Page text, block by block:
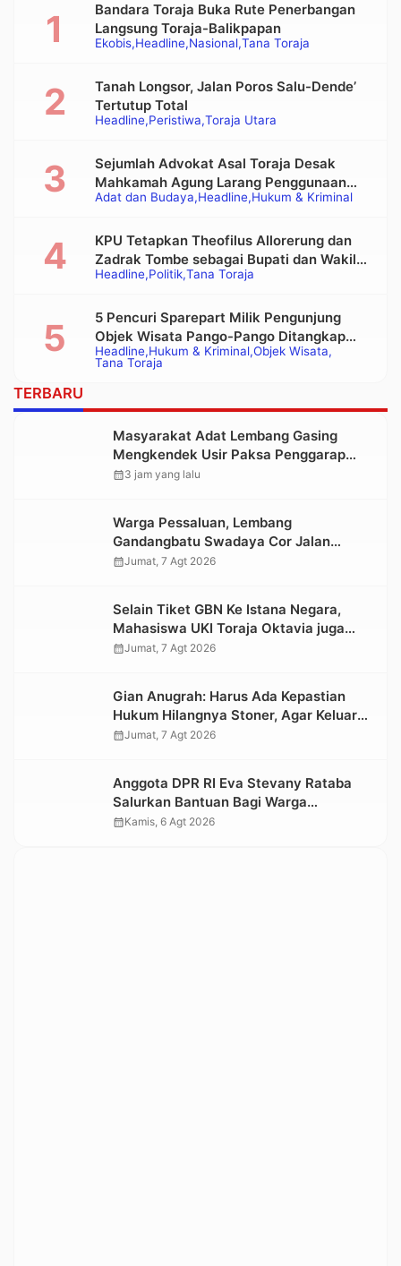
Ekobis Headline Nasional Tana Toraja
Bandara Toraja Buka Rute Penerbangan
Langsung Toraja-Balikpapan
Headline Peristiwa Toraja Utara
Tanah Longsor, Jalan Poros Salu-Dende’
Tertutup Total
Adat dan Budaya Headline Hukum & Kriminal
Sejumlah Advokat Asal Toraja Desak
Mahkamah Agung Larang Penggunaan
Alat Berat pada Eksekusi Rumah Adat
Headline Politik Tana Toraja
KPU Tetapkan Theofilus Allorerung dan
Zadrak Tombe sebagai Bupati dan Wakil
Bupati Tana Toraja Terpilih
Headline Hukum & Kriminal Objek Wisata
Tana Toraja
5 Pencuri Sparepart Milik Pengunjung
Objek Wisata Pango-Pango Ditangkap
Polisi
TERBARU
Masyarakat Adat Lembang Gasing
Mengkendek Usir Paksa Penggarap
yang Rusak Kawasan Hutan
calendar_month3 jam yang lalu
Warga Pessaluan, Lembang
Gandangbatu Swadaya Cor Jalan
Kabupaten
calendar_monthJumat, 7 Agt 2026
Selain Tiket GBN Ke Istana Negara,
Mahasiswa UKI Toraja Oktavia juga
Lolos ke Pekan Seni Mahasiswa
calendar_monthJumat, 7 Agt 2026
Gian Anugrah: Harus Ada Kepastian
Hukum Hilangnya Stoner, Agar Keluarga
tidak Larut dalam Trauma dan
calendar_monthJumat, 7 Agt 2026
Anggota DPR RI Eva Stevany Rataba
Salurkan Bantuan Bagi Warga
Terdampak Longsor di Buntu Pepasan
calendar_monthKamis, 6 Agt 2026